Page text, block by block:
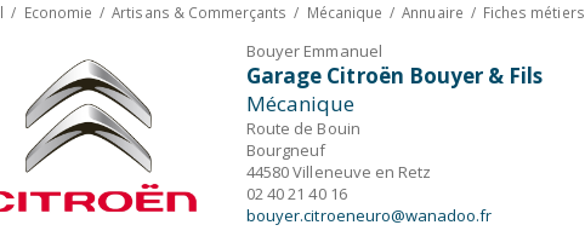
/ Economie /Artisans & Commerçants / Mécanique /Annuaire / Fiches métiers
Bouyer Emmanuel
Garage Citroën Bouyer & Fils
Mécanique
Route de Bouin
Bourgneuf
44580 Villeneuve en Retz
02 40 21 40 16
bouyer.citroeneuro@wanadoo.fr